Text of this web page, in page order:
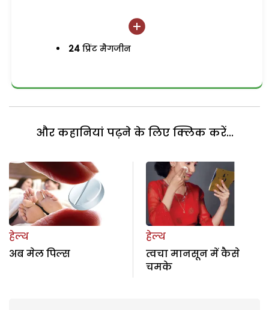
24 प्रिंट मैगजीन
और कहानियां पढ़ने के लिए क्लिक करें...
हेल्थ
अब मेल पिल्स
हेल्थ
त्वचा मानसून में कैसे
चमके